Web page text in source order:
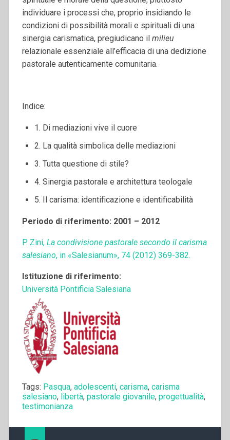
individuare i processi che, proprio insidiando le
condizioni di possibilità morali e spirituali di una
sinergia carismatica, pregiudicano il milieu
relazionale essenziale all’efficacia di una dedizione
pastorale autenticamente comunitaria.
Indice:
1. Di mediazioni vive il cuore
2. La qualità simbolica delle mediazioni
3. Tutta questione di stile?
4. Sinergia pastorale e architettura teologale
5. Il carisma: identificazione e identificabilità
Periodo di riferimento: 2001 – 2012
P. Zini, La condivisione pastorale secondo il carisma
salesiano, in «Salesianum», 74 (2012) 369-382.
Istituzione di riferimento:
Università Pontificia Salesiana
Tags: Pasqua, adolescenti, carisma, carisma
salesiano, libertà, pastorale giovanile, progettualità,
testimonianza